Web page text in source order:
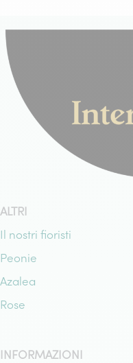
ALTRI
Il nostri fioristi
Peonie
Azalea
Rose
INFORMAZIONI